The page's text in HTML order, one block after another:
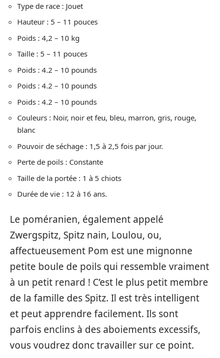
Type de race : Jouet
Hauteur : 5 – 11 pouces
Poids : 4,2 – 10 kg
Taille : 5 – 11 pouces
Poids : 4.2 – 10 pounds
Poids : 4.2 – 10 pounds
Poids : 4.2 – 10 pounds
Couleurs : Noir, noir et feu, bleu, marron, gris, rouge,
blanc
Pouvoir de séchage : 1,5 à 2,5 fois par jour.
Perte de poils : Constante
Taille de la portée : 1 à 5 chiots
Durée de vie : 12 à 16 ans.
Le poméranien, également appelé
Zwergspitz, Spitz nain, Loulou, ou,
affectueusement Pom est une mignonne
petite boule de poils qui ressemble vraiment
à un petit renard ! C’est le plus petit membre
de la famille des Spitz. Il est très intelligent
et peut apprendre facilement. Ils sont
parfois enclins à des aboiements excessifs,
vous voudrez donc travailler sur ce point.